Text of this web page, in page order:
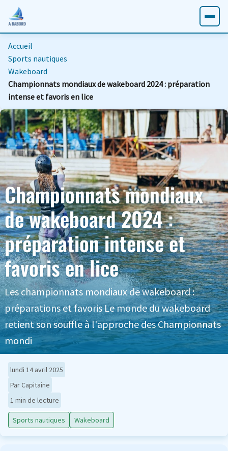
Accueil
Sports nautiques
Wakeboard
Championnats mondiaux de wakeboard 2024 : préparation
intense et favoris en lice
Championnats mondiaux
de wakeboard 2024 :
préparation intense et
favoris en lice
Les championnats mondiaux de wakeboard :
préparations et favoris Le monde du wakeboard
retient son souffle à l'approche des Championnats
mondi
lundi 14 avril 2025
Par Capitaine
1 min de lecture
Sports nautiques Wakeboard